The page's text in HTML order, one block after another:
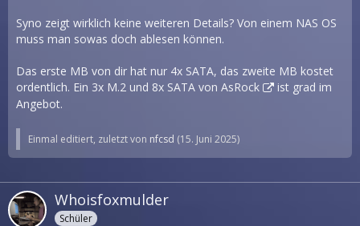
Syno zeigt wirklich keine weiteren Details? Von einem NAS OS
muss man sowas doch ablesen können.
Das erste MB von dir hat nur 4x SATA, das zweite MB kostet
ordentlich. Ein 3x M.2 und 8x SATA von AsRock
ist grad im
Angebot.
Einmal editiert, zuletzt von nfcsd (15. Juni 2025)
Whoisfoxmulder
Schüler